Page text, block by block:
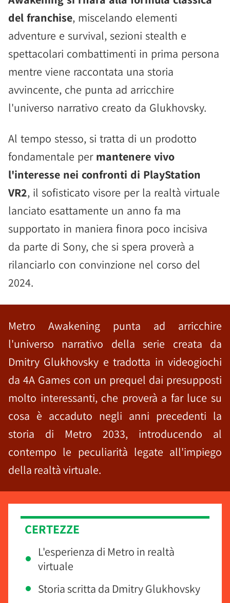
del franchise, miscelando elementi
adventure e survival, sezioni stealth e
spettacolari combattimenti in prima persona
mentre viene raccontata una storia
avvincente, che punta ad arricchire
l'universo narrativo creato da Glukhovsky.
Al tempo stesso, si tratta di un prodotto
fondamentale per mantenere vivo
l'interesse nei confronti di PlayStation
VR2, il sofisticato visore per la realtà virtuale
lanciato esattamente un anno fa ma
supportato in maniera finora poco incisiva
da parte di Sony, che si spera proverà a
rilanciarlo con convinzione nel corso del
2024.
Metro Awakening punta ad arricchire
l'universo narrativo della serie creata da
Dmitry Glukhovsky e tradotta in videogiochi
da 4A Games con un prequel dai presupposti
molto interessanti, che proverà a far luce su
cosa è accaduto negli anni precedenti la
storia di Metro 2033, introducendo al
contempo le peculiarità legate all'impiego
della realtà virtuale.
CERTEZZE
L'esperienza di Metro in realtà
virtuale
Storia scritta da Dmitry Glukhovsky